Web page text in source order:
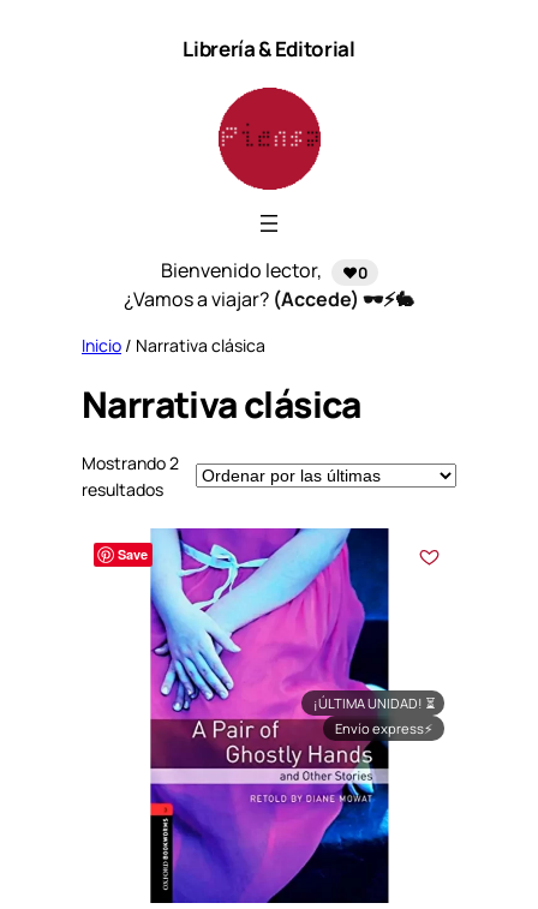
Librería & Editorial
Bienvenido lector, ❤️0
¿Vamos a viajar? (Accede) 🕶️⚡🐇
Inicio / Narrativa clásica
Narrativa clásica
Mostrando 2
resultadosS
e
d
b
y
l
a
e
s
t
Save
¡ÚLTIMA UNIDAD!⏳
Envío express⚡